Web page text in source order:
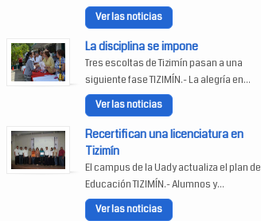
Ver las noticias
La disciplina se impone
Tres escoltas de Tizimín pasan a una
siguiente fase TIZIMÍN.- La alegría en...
Ver las noticias
Recertifican una licenciatura en
Tizimín
El campus de la Uady actualiza el plan de
Educación TIZIMÍN.- Alumnos y...
Ver las noticias